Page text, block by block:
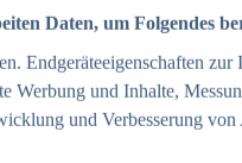
Online Shops in
in
im Online-Handel in
Daten, um Folgendes
Endgeräteeigenschaften
Werbung und Inhalte,
und Verbesserung von